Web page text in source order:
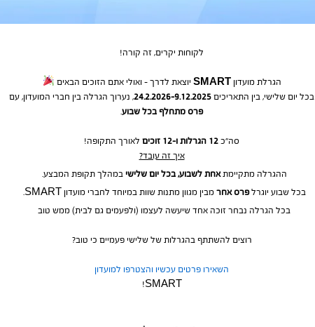
לקוחות יקרים, זה קורה!
הגרלת מועדון SMART יוצאת לדרך – ואולי אתם הזוכים הבאים
בכל יום שלישי, בין התאריכים 9.12.2025–24.2.2026
, נערוך הגרלה בין חברי המועדון, עם
פרס מתחלף בכל שבוע.
סה״כ 12 הגרלות ו–12 זוכים
לאורך התקופה!
איך זה עובד?
ההגרלה מתקיימתאחת לשבוע, בכל יום שלישי במהלך תקופת המבצע.
בכל שבוע יוגרלפרס אחר מבין מגוון מתנות שוות במיוחד לחברי מועדון SMART.
בכל הגרלה נבחר זוכה אחד שיעשה לעצמו (ולפעמים גם לבית) ממש טוב
רוצים להשתתף בהגרלות של שלישי פעמיים כי טוב?
השאירו פרטים עכשיו והצטרפו למועדון
SMART!